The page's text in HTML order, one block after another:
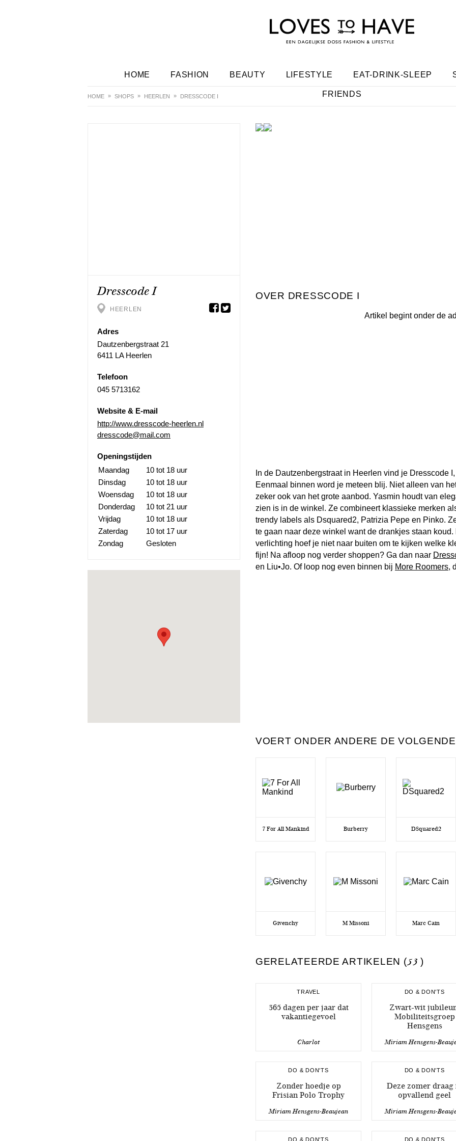
HOME FASHION BEAUTY LIFESTYLE EAT-DRINK-SLEEP
FRIENDS
HOME SHOPS HEERLEN DRESSCODE I
Dresscode I
HEERLEN
Adres
Dautzenbergstraat 21
6411 LA Heerlen
Telefoon
045 5713162
Website & E-mail
http://www.dresscode-heerlen.nl
dresscode@mail.com
Openingstijden
Maandag
10 tot 18 uur
Dinsdag
10 tot 18 uur
Woensdag
10 tot 18 uur
Donderdag
10 tot 21 uur
Vrijdag
10 tot 18 uur
Zaterdag
10 tot 17 uur
Zondag
Gesloten
DRESSCODE I
Artikel begint onder de
In de Dautzenbergstraat in Heerlen vind je Dresscode
Eenmaal binnen word je meteen blij. Niet alleen van
zeker ook van het grote aanbod. Yasmin houdt van
zien is in de winkel. Ze combineert klassieke merken
trendy labels als Dsquared2, Patrizia Pepe en Pinko.
te gaan naar deze winkel want de drankjes staan
verlichting hoef je niet naar buiten om te kijken welke
fijn! Na afloop nog verder shoppen? Ga dan naar
en Liu•Jo. Of loop nog even binnen bij More Roomers,
VOERT ONDER ANDERE DE
7 For All Mankind Burberry DSquared2
Givenchy M Missoni Marc Cain
GERELATEERDE ARTIKELEN (53 )
TRAVEL
365 dagen per jaar dat
vakantiegevoel
Charlot
DO & DON'TS
Zwart-wit
Mobiliteitsgroep
Hensgens
Miriam Hensgens-
DO & DON'TS
Zonder hoedje op
Frisian Polo Trophy
Miriam Hensgens-Beaujean
DO & DON'TS
Deze zomer draag
opvallend geel
Miriam Hensgens-
DO & DON'TS DO & DON'TS